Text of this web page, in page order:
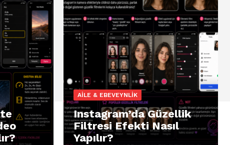
AILE & EBEVEYNLIK
Instagram’da Güzellik
Filtresi Efekti Nasıl
Yapılır?